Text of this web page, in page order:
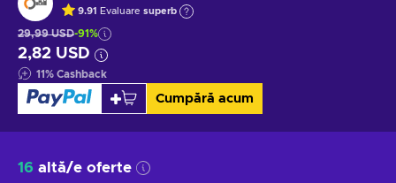
9.91 Evaluare superb
29,99 USD-91%
2,82 USD
11% Cashback
Cumpără acum
16 altă/e oferte